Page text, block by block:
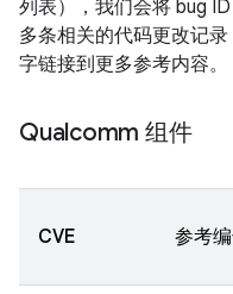
列表），我们会将 bug
多条相关的代码更改记
字链接到更多参考内容。
Qualcomm 组件
CVE 参考